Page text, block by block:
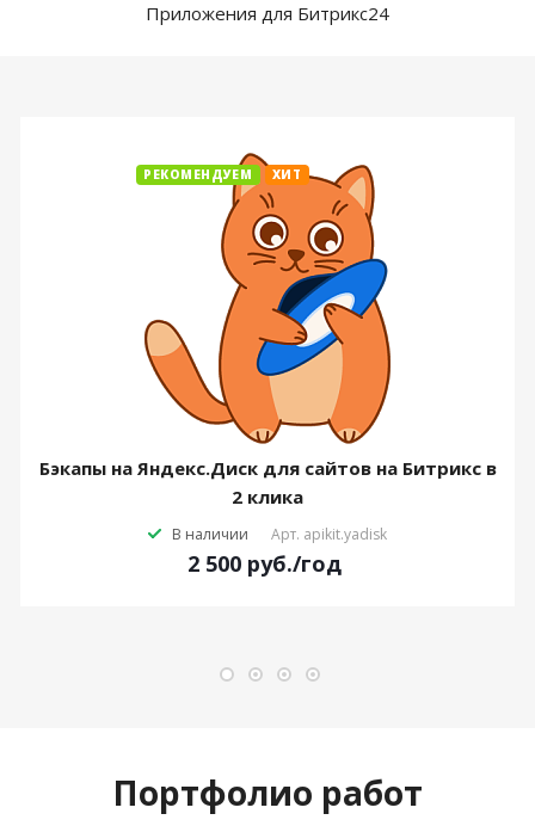
Приложения для Битрикс24
РЕКОМЕНДУЕМ ХИТ
Бэкапы на Яндекс.Диск для сайтов на Битрикс в
2 клика
В наличии Арт. apikit.yadisk
2 500 руб./год
Портфолио работ